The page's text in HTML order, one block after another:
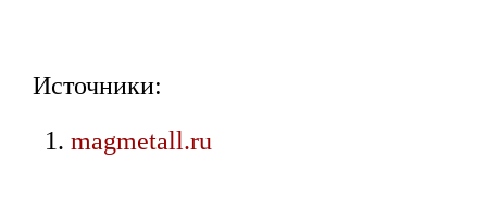
Источники:
magmetall.ru